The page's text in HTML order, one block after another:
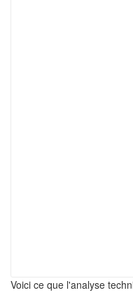
Voici ce que l'analyse